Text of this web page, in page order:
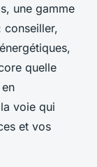
une gamme
conseiller,
quelle
voie qui
et vos